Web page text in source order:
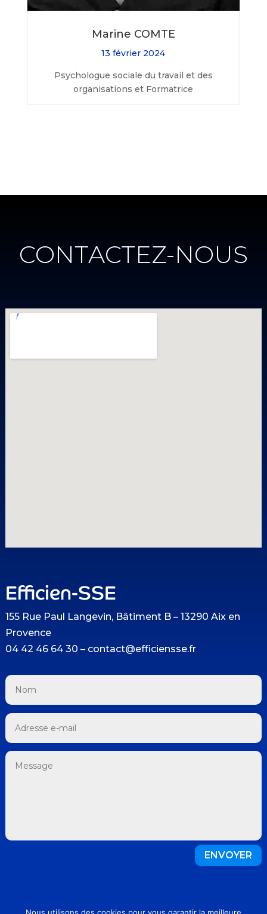
Marine COMTE
13 février 2024
Psychologue sociale du travail et des
organisations et Formatrice
CONTACTEZ-NOUS
Efficien-SSE
155 Rue Paul Langevin, Bâtiment B – 13290 Aix en
Provence
04 42 46 64 30 – contact@efficiensse.fr
ENVOYER